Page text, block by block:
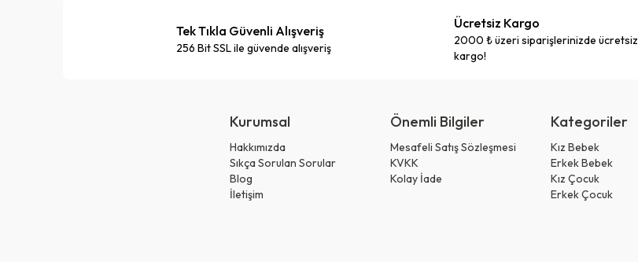
Tek Tıkla Güvenli Alışveriş
256 Bit SSL ile güvende alışveriş
Ücretsiz Kargo
2000 ₺ üzeri siparişlerinizde ücretsiz
kargo!
Kurumsal
Hakkımızda
Sıkça Sorulan Sorular
Blog
İletişim
Önemli Bilgiler
Mesafeli Satış Sözleşmesi
KVKK
Kolay İade
Kategoriler
Kız Bebek
Erkek Bebek
Kız Çocuk
Erkek Çocuk